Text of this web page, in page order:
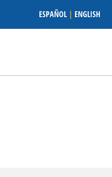
ESPAÑOL | ENGLISH